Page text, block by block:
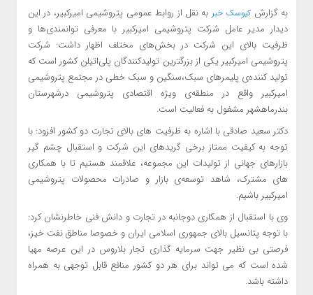
به گزارش کیوسک خبر به نقل از روابط عمومی پتروشیمی امیرکبیر، در این
دیدار مدیر عامل شرکت پتروشیمی امیرکبیر با معرفی توانمندی‌ها و
ظرفیت بالای این شرکت در بخش‌های مختلف اظهار داشت: شرکت
پتروشیمی امیرکبیر یکی از بزرگترین تولیدکنندگان پلی‌اتیلن کشور است که
تولید کننده‌ی پلیمرهای سبک،سنگین و سبک خطی در مجتمع پتروشیمی
امیرکبیر واقع در منطقه‌ی ویژه اقتصادی پتروشیمی درشهرستان
بندرماهشهر مشغول به فعالیت است.
دکتر سعید صادقی با اشاره به ظرفیت های بالای تجارت دو کشور افزود: با
توجه به کیفیت ممتاز برخی گریدهای این شرکت و استقبال چشم گیر
بازارهای جهانی از تولیدات این مجموعه، علاقمند هستیم تا با همکاری
های مشترک، شاهد توسعه‌ی بازار و صادرات محصولات پتروشیمی
امیرکبیر باشیم.
وی با استقبال از همکاری دوجانبه در تجارت و دانش فنی خاطرنشان کرد:
با توجه پتانسیل بالای جمهوری اسلامی ایران و خصوصا مناطق نفت خیز،
فرصتی بی نظیر جهت سرمایه گذاری تجار بلاروس در این عرصه مهیا
شده است که می تواند برای هر دو کشور منافع قابل توجهی به همراه
داشته باشد.